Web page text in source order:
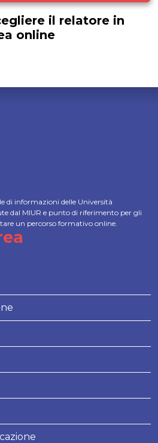
il relatore in
online
di informazioni delle Università
dal MIUR e punto di riferimento per gli
un percorso formativo online.